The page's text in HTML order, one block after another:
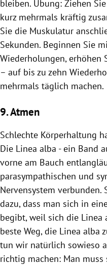
bleiben. Übung: Ziehen
kurz mehrmals kräftig
Sie die Muskulatur
Sekunden. Beginnen Sie
Wiederholungen, erhöhen
– auf bis zu zehn
mehrmals täglich machen.
9. Atmen
Schlechte Körperhaltung
Die Linea alba - ein Band
vorne am Bauch
parasympathischen und
Nervensystem verbunden.
dazu, dass man sich in
begibt, weil sich die Linea
beste Weg, die Linea alba
tun wir natürlich sowieso
richtig machen: Man muss